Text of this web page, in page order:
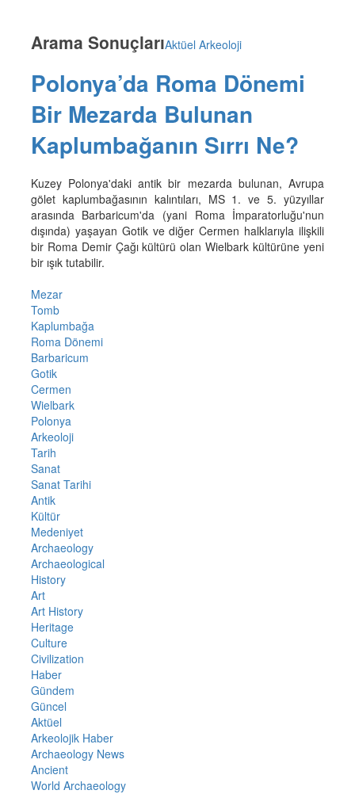
Arama SonuçlarıAktüel Arkeoloji
Polonya’da Roma Dönemi
Bir Mezarda Bulunan
Kaplumbağanın Sırrı Ne?
Kuzey Polonya'daki antik bir mezarda bulunan, Avrupa
gölet kaplumbağasının kalıntıları, MS 1. ve 5. yüzyıllar
arasında Barbaricum'da (yani Roma İmparatorluğu'nun
dışında) yaşayan Gotik ve diğer Cermen halklarıyla ilişkili
bir Roma Demir Çağı kültürü olan Wielbark kültürüne yeni
bir ışık tutabilir.
Mezar
Tomb
Kaplumbağa
Roma Dönemi
Barbaricum
Gotik
Cermen
Wielbark
Polonya
Arkeoloji
Tarih
Sanat
Sanat Tarihi
Antik
Kültür
Medeniyet
Archaeology
Archaeological
History
Art
Art History
Heritage
Culture
Civilization
Haber
Gündem
Güncel
Aktüel
Arkeolojik Haber
Archaeology News
Ancient
World Archaeology